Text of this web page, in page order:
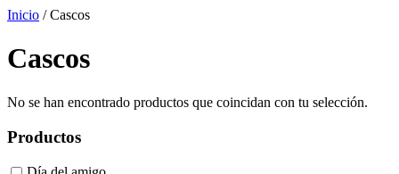
Inicio / Cascos
Cascos
No se han encontrado productos que coincidan con tu selección.
Productos